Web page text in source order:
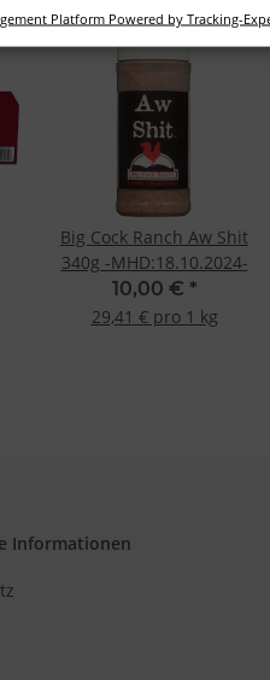
Big Cock Ranch Aw Shit
340g -MHD:18.10.2024-
10,00 € *
29,41 € pro 1 kg
Informationen
zur Auswahl personalisierter
zur Personalisierung von Inhalten
Profilen zur Auswahl personalisierter
von Inhalten
durch Statistiken oder
der Angebote
Daten zur Auswahl von Inhalten
Standortdaten
zur Identifikation aktiv abfragen
Platform Powered by Tracking-